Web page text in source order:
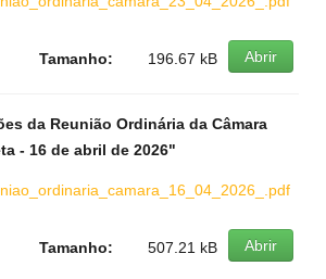
Abrir
Tamanho: 196.67 kB
da Reunião Ordinária da Câmara
- 16 de abril de 2026"
Abrir
Tamanho: 507.21 kB